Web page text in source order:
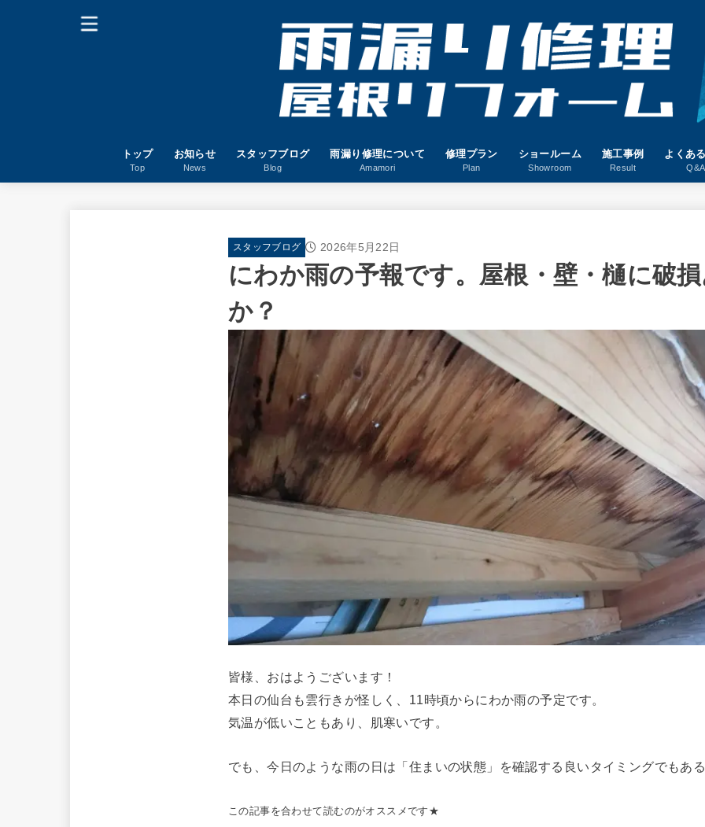
トップ
Top
お知らせ
News
スタッフブログ
Blog
雨漏り修理について
Amamori
修理プラン
Plan
ショールーム
Showroom
施工事例
Result
よくあ
Q&A
スタッフブログ 2026年5月22日
にわか雨の予報です。屋根・壁・樋に破
か？
皆様、おはようございます！
本日の仙台も雲行きが怪しく、11時頃からにわか雨の予定です。
気温が低いこともあり、肌寒いです。
でも、今日のような雨の日は「住まいの状態」を確認する良いタイミングでもあ
この記事を合わせて読むのがオススメです★